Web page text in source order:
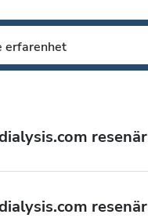
erfarenhet
resenär
resenär